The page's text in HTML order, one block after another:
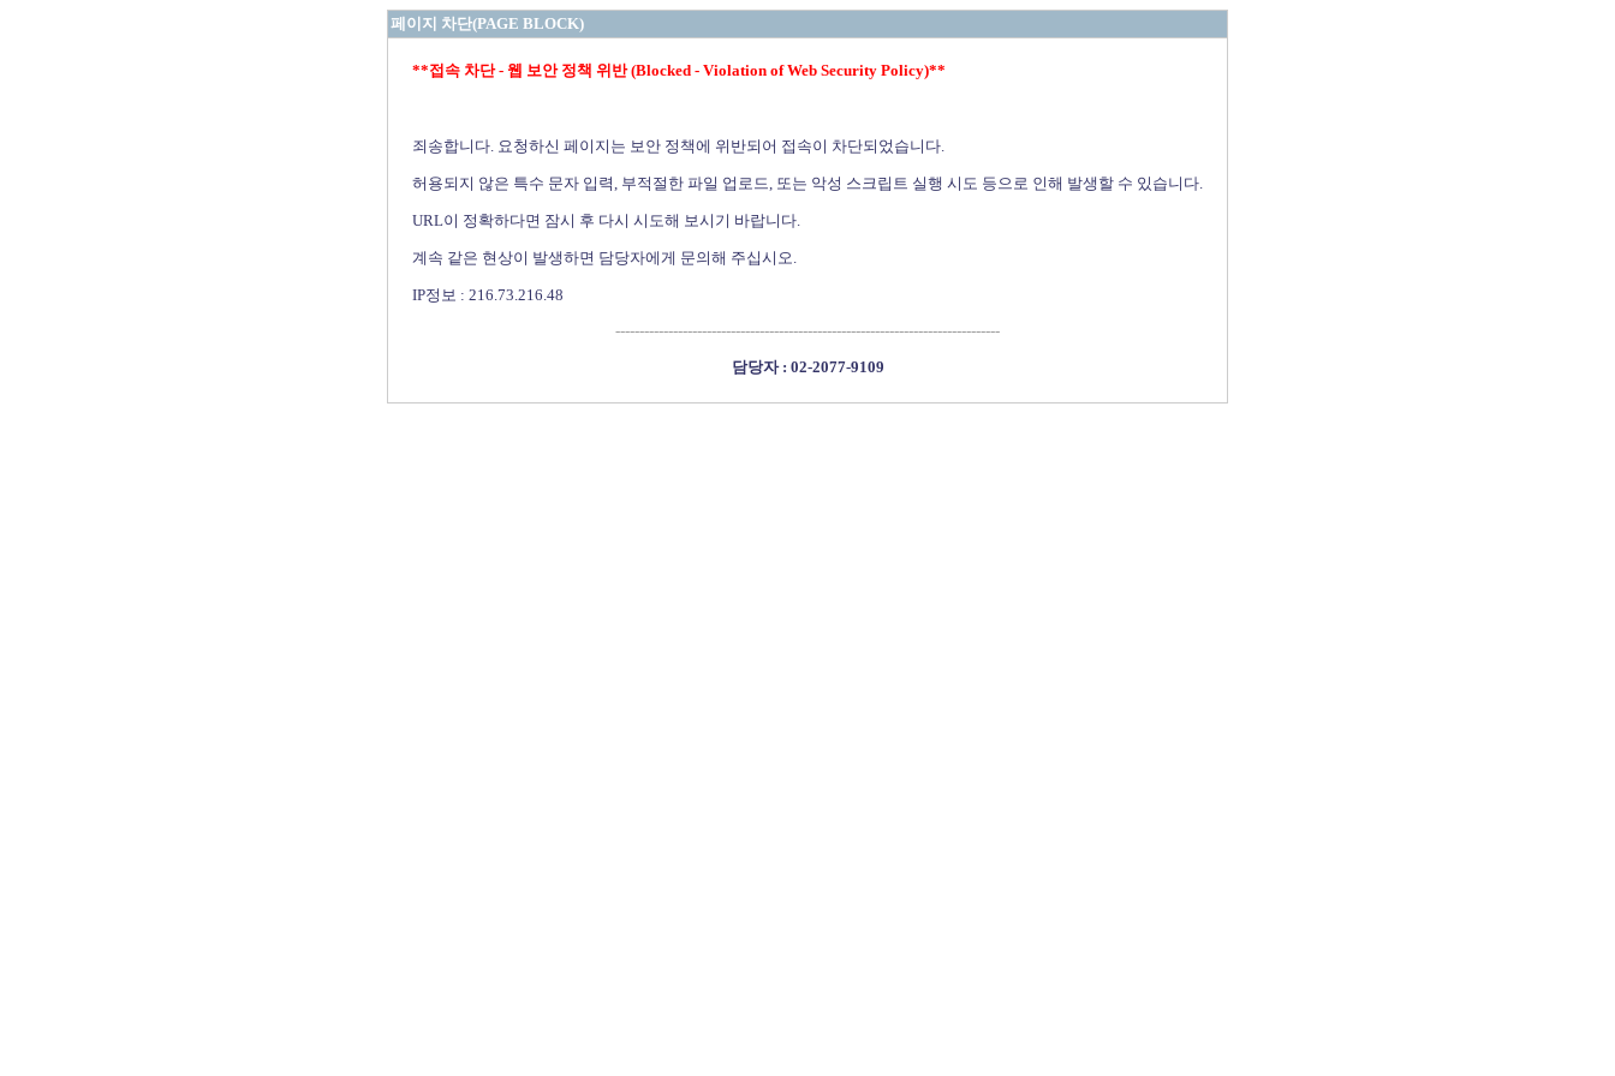
페이지 차단(PAGE BLOCK)
**접속 차단 - 웹 보안 정책 위반 (Blocked - Violation of Web Security Policy)**
죄송합니다. 요청하신 페이지는 보안 정책에 위반되어 접속이 차단되었습니다.
허용되지 않은 특수 문자 입력, 부적절한 파일 업로드, 또는 악성 스크립트 실행 시도 등으로 인해 발생할 수 있습니다.
URL이 정확하다면 잠시 후 다시 시도해 보시기 바랍니다.
계속 같은 현상이 발생하면 담당자에게 문의해 주십시오.
IP정보 : 216.73.216.48
--------------------------------------------------------------------------------
담당자 : 02-2077-9109